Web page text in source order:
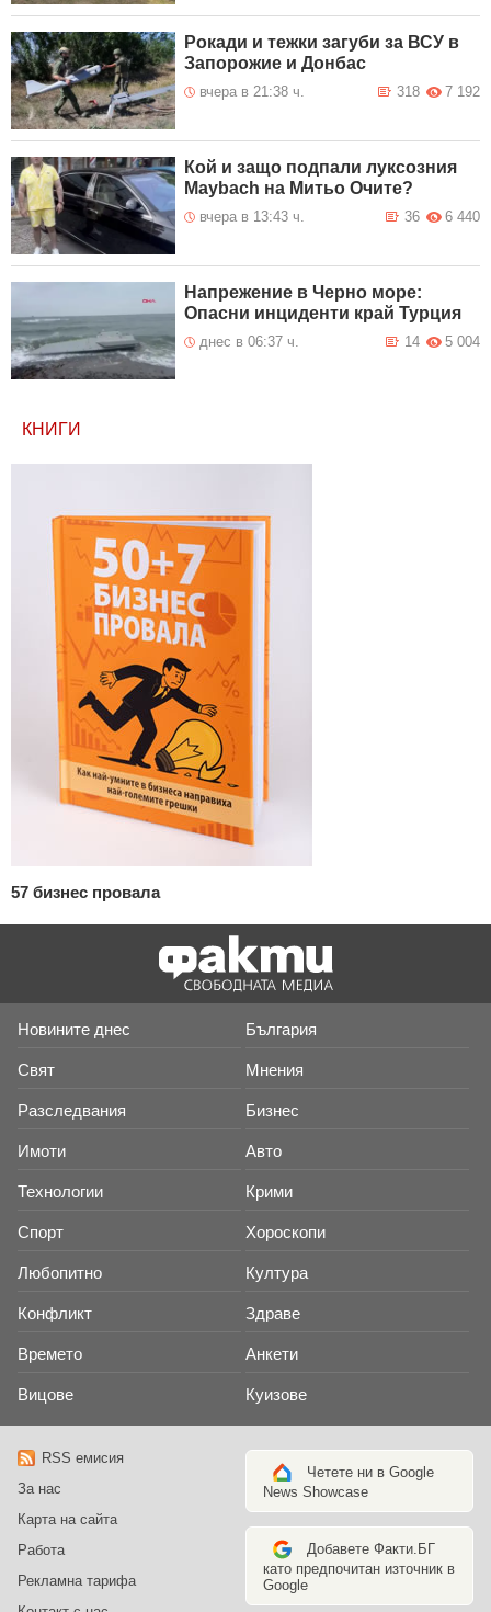
Рокади и тежки загуби за ВСУ в
Запорожие и Донбас
вчера в 21:38 ч. 7 192
318
Кой и защо подпали луксозния
Maybach на Митьо Очите?
вчера в 13:43 ч. 6 440
36
Напрежение в Черно море:
Опасни инциденти край Турция
днес в 06:37 ч. 5 004
14
КНИГИ
57 бизнес провала
Новините днес България
Свят Мнения
Разследвания Бизнес
Имоти Авто
Технологии Крими
Спорт Хороскопи
Любопитно Култура
Конфликт Здраве
Времето Анкети
Вицове Куизове
RSS емисия
За нас
Карта на сайта
Работа
Рекламна тарифа
Четете ни в Google
News Showcase
Добавете Факти.БГ
като предпочитан източник в
Google